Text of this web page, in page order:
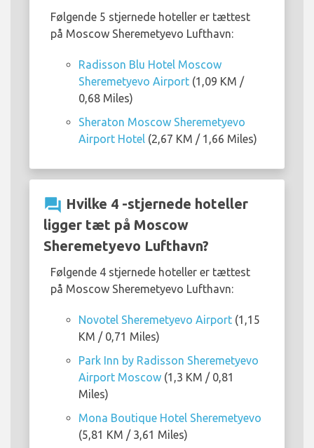
Følgende 5 stjernede hoteller er tættest
på Moscow Sheremetyevo Lufthavn:
Radisson Blu Hotel Moscow
Sheremetyevo Airport (1,09 KM /
0,68 Miles)
Sheraton Moscow Sheremetyevo
Airport Hotel (2,67 KM / 1,66 Miles)
question_answer Hvilke 4 -stjernede hoteller
ligger tæt på Moscow
Sheremetyevo Lufthavn?
Følgende 4 stjernede hoteller er tættest
på Moscow Sheremetyevo Lufthavn:
Novotel Sheremetyevo Airport (1,15
KM / 0,71 Miles)
Park Inn by Radisson Sheremetyevo
Airport Moscow (1,3 KM / 0,81
Miles)
Mona Boutique Hotel Sheremetyevo
(5,81 KM / 3,61 Miles)